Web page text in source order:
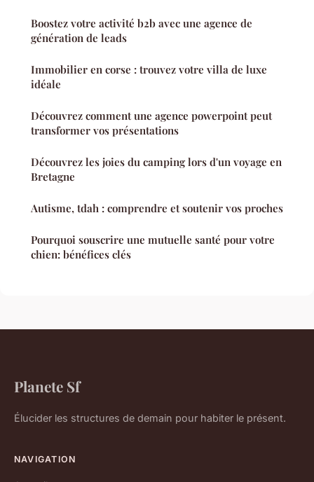
Boostez votre activité b2b avec une agence de
génération de leads
Immobilier en corse : trouvez votre villa de luxe
idéale
Découvrez comment une agence powerpoint peut
transformer vos présentations
Découvrez les joies du camping lors d'un voyage en
Bretagne
Autisme, tdah : comprendre et soutenir vos proches
Pourquoi souscrire une mutuelle santé pour votre
chien: bénéfices clés
Planete Sf
Élucider les structures de demain pour habiter le présent.
NAVIGATION